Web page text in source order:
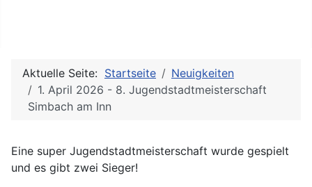
Aktuelle Seite: Startseite
Neuigkeiten
1. April 2026 - 8. Jugendstadtmeisterschaft
Simbach am Inn
Eine super Jugendstadtmeisterschaft wurde gespielt
und es gibt zwei Sieger!